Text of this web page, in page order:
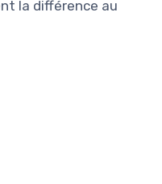
la différence au